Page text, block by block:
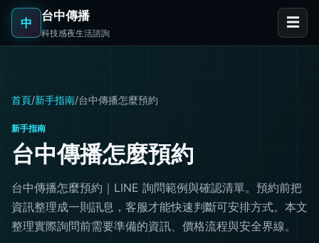
中 台中傳播
科技感夜生活諮詢
☰
首頁/新手指南/台中傳播怎麼預約
新手指南
台中傳播怎麼預約
台中傳播怎麼預約｜LINE 詢問範例與確認清單。預約前把
資訊整理成一則訊息，客服才能快速判斷可安排方式。本文
整理實際詢問前需要準備的資訊、價格流程與安全界線。